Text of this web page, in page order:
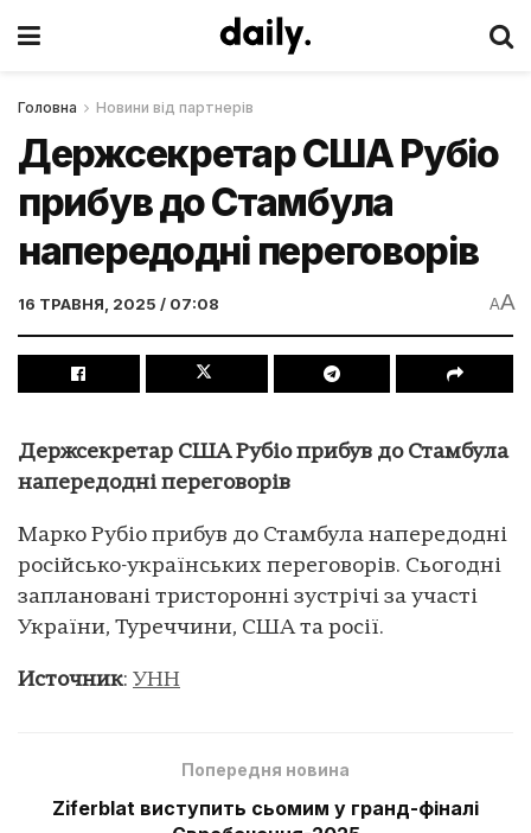
Головна Новини від партнерів
Держсекретар США Рубіо
прибув до Стамбула
напередодні переговорів
16 ТРАВНЯ, 2025 / 07:08 AA
Держсекретар США Рубіо прибув до Стамбула
напередодні переговорів
Марко Рубіо прибув до Стамбула напередодні
російсько-українських переговорів. Сьогодні
заплановані тристоронні зустрічі за участі
України, Туреччини, США та росії.
Источник: УНН
Попередня новина
Ziferblat виступить сьомим у гранд-фіналі